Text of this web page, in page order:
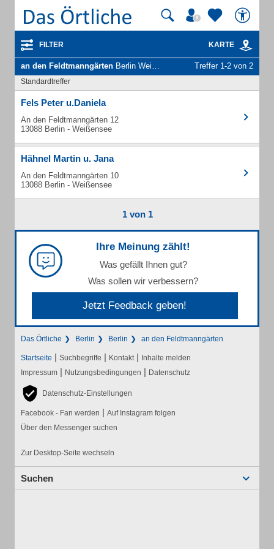
FILTER KARTE
an den Feldtmanngärten Berlin Weißensee - Unternehmen und Personen Treffer 1-2 von 2
Standardtreffer
Fels Peter u.Daniela
An den Feldtmanngärten 12
13088 Berlin - Weißensee
Hähnel Martin u. Jana
An den Feldtmanngärten 10
13088 Berlin - Weißensee
1 von 1
Ihre Meinung zählt!
Was gefällt Ihnen gut?
Was sollen wir verbessern?
Jetzt Feedback geben!
Das Örtliche Berlin Berlin an den Feldtmanngärten
Startseite | Suchbegriffe | Kontakt | Inhalte melden
Impressum | Nutzungsbedingungen | Datenschutz
Datenschutz-Einstellungen
Facebook - Fan werden | Auf Instagram folgen
Über den Messenger suchen
Zur Desktop-Seite wechseln
Suchen